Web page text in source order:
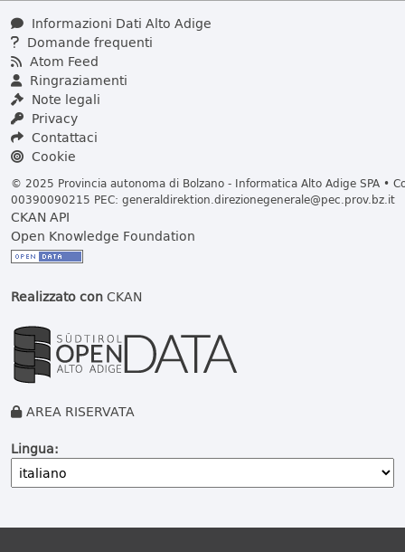
Informazioni Dati Alto Adige
Domande frequenti
Atom Feed
Ringraziamenti
Note legali
Privacy
Contattaci
Cookie
© 2025 Provincia autonoma di Bolzano - Informatica Alto Adige SPA •
00390090215 PEC: generaldirektion.direzionegenerale@pec.prov.bz.it
CKAN API
Open Knowledge Foundation
Realizzato conCKAN
AREA RISERVATA
Lingua